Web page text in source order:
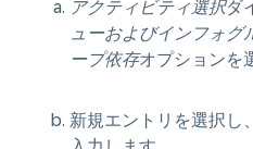
アクティビティ選択ダ
ューおよびインフォ
ープ依存オプションを
新規エントリを選択し